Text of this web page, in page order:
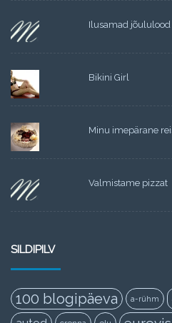
Ilusamad jõululood
Bikini Girl
Minu imepärane
Valmistame pizzat
SILDIPILV
100 blogipäeva a-rühm